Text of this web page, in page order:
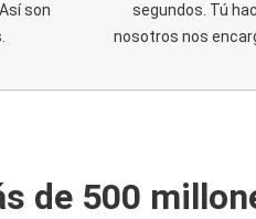
son
segundos. Tú
nosotros nos
de 500